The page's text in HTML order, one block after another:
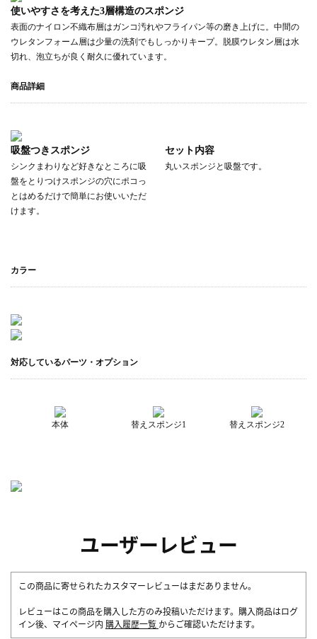
使いやすさを考えた3層構造のスポンジ
表面のナイロン不織布層はガンコ汚れやフライパン等の磨き上げに。中間の
ウレタンフォーム層は少量の洗剤でもしっかりキープ。脱膜ウレタン層は水
切れ、泡立ちが良く耐久に優れています。
商品詳細
吸盤つきスポンジ
シンクまわりなど好きなところに吸
盤をとりつけスポンジの穴にポコっ
とはめるだけで簡単にお使いいただ
けます。
セット内容
丸いスポンジと吸盤です。
カラー
対応しているパーツ・オプション
本体 替えスポンジ1 替えスポンジ2
ユーザーレビュー
この商品に寄せられたカスタマーレビューはまだありません。
レビューはこの商品を購入した方のみ投稿いただけます。購入商品はログ
イン後、マイページ内 購入履歴一覧 からご確認いただけます。